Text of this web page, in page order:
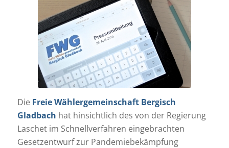
Die Freie Wählergemeinschaft Bergisch
Gladbach hat hinsichtlich des von der Regierung
Laschet im Schnellverfahren eingebrachten
Gesetzentwurf zur Pandemiebekämpfung